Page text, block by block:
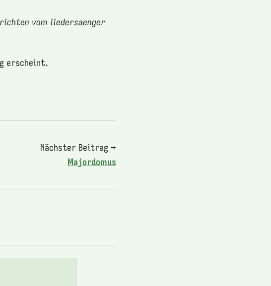
vom liedersaenger
erscheint.
Nächster Beitrag ➡
Majordomus